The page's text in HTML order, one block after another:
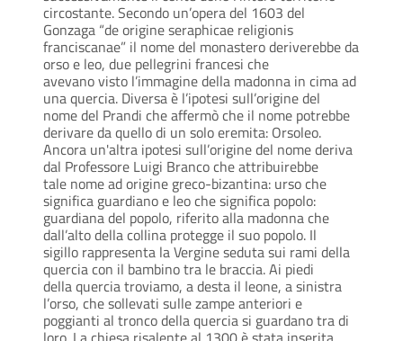
circostante. Secondo un’opera del 1603 del
Gonzaga “de origine seraphicae religionis
franciscanae” il nome del monastero deriverebbe da
orso e leo, due pellegrini francesi che
avevano visto l’immagine della madonna in cima ad
una quercia. Diversa è l’ipotesi sull’origine del
nome del Prandi che affermò che il nome potrebbe
derivare da quello di un solo eremita: Orsoleo.
Ancora un'altra ipotesi sull’origine del nome deriva
dal Professore Luigi Branco che attribuirebbe
tale nome ad origine greco-bizantina: urso che
significa guardiano e leo che significa popolo:
guardiana del popolo, riferito alla madonna che
dall’alto della collina protegge il suo popolo. Il
sigillo rappresenta la Vergine seduta sui rami della
quercia con il bambino tra le braccia. Ai piedi
della quercia troviamo, a desta il leone, a sinistra
l’orso, che sollevati sulle zampe anteriori e
poggianti al tronco della quercia si guardano tra di